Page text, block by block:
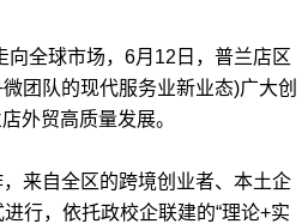
全球市场，6月12日，普兰店区
团队的现代服务业新业态)广大创
外贸高质量发展。
来自全区的跨境创业者、本土企
行，依托政校企联建的“理论+实